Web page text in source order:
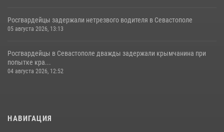
Росгвардейцы задержали нетрезвого водителя в Севастополе
05 августа 2026, 13:13
Росгвардейцы в Севастополе дважды задержали крымчанина при
попытке кра...
04 августа 2026, 12:52
НАВИГАЦИЯ